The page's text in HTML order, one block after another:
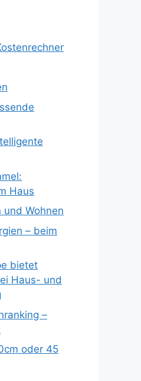
Haus
und Wohnen
– beim
bietet
Haus- und
–
oder 45